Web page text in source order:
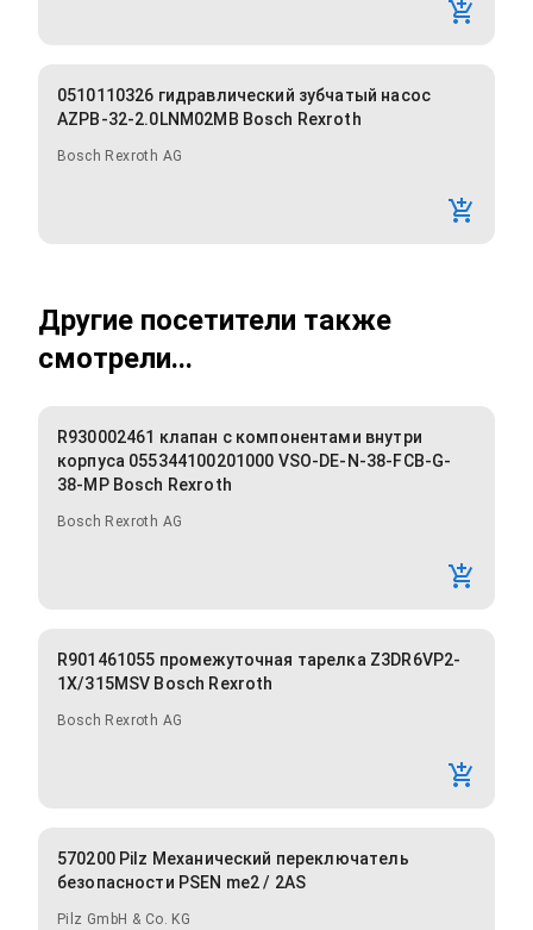
0510110326 гидравлический зубчатый насос
AZPB-32-2.0LNM02MB Bosch Rexroth
Bosch Rexroth AG
Другие посетители также
смотрели...
R930002461 клапан с компонентами внутри
корпуса 055344100201000 VSO-DE-N-38-FCB-G-
38-MP Bosch Rexroth
Bosch Rexroth AG
R901461055 промежуточная тарелка Z3DR6VP2-
1X/315MSV Bosch Rexroth
Bosch Rexroth AG
570200 Pilz Механический переключатель
безопасности PSEN me2 / 2AS
Pilz GmbH & Co. KG